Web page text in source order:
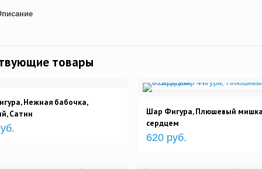
товары
Нежная бабочка,
Сатин
Шар Фигура, Плюшевый
сердцем
620 руб.